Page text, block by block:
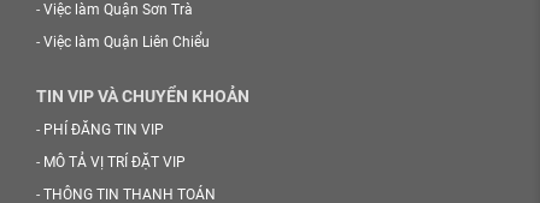
- Việc làm Quận Sơn Trà
- Việc làm Quận Liên Chiểu
TIN VIP VÀ CHUYỂN KHOẢN
- PHÍ ĐĂNG TIN VIP
- MÔ TẢ VỊ TRÍ ĐẶT VIP
- THÔNG TIN THANH TOÁN